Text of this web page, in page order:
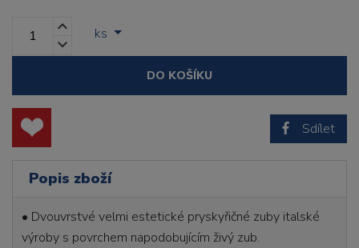
ks
DO KOŠÍKU
Sdílet
Popis zboží
• Dvouvrstvé velmi estetické pryskyřičné zuby italské
výroby s povrchem napodobujícím živý zub.